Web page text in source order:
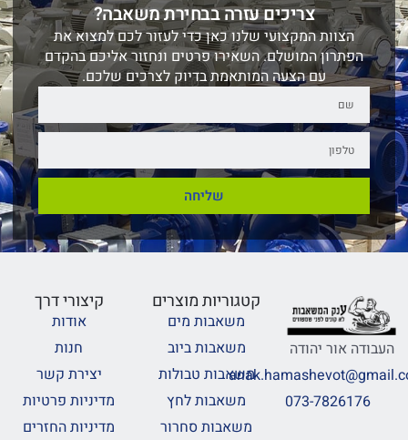
צריכים עזרה בבחירת משאבה?
הצוות המקצועי שלנו כאן כדי לעזור לכם למצוא את
הפתרון המושלם. השאירו פרטים ונחזור אליכם בהקדם
עם הצעה המותאמת בדיוק לצרכים שלכם.
שליחה
העבודה אור יהודה
073-7826176
קטגוריות מוצרים
משאבות מים
משאבות ביוב
משאבות טבולות
משאבות לחץ
משאבות סחרור
קיצורי דרך
אודות
חנות
יצירת קשר
מדיניות פרטיות
מדיניות החזרים